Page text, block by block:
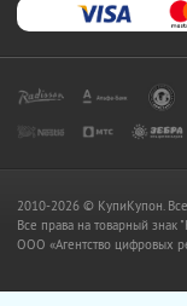
2010-2026 © КупиКупон.
Все права на товарный
OOO «Агентство